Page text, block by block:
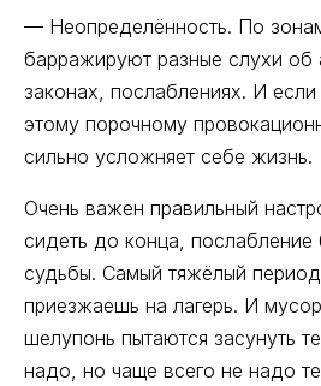
— Неопределённость. По
барражируют разные слухи об
законах, послаблениях. И
этому порочному
сильно усложняет себе жизнь.
Очень важен правильный
сидеть до конца,
судьбы. Самый тяжёлый
приезжаешь на лагерь. И
шелупонь пытаются засунуть
надо, но чаще всего не надо